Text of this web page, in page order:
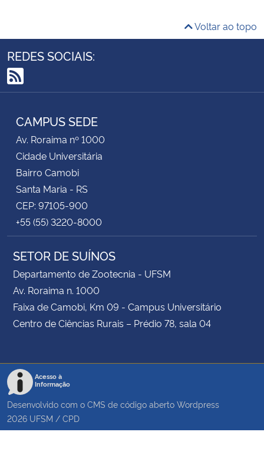
Banco Central do Brasil
Voltar ao topo
REDES SOCIAIS:
RSS
CAMPUS SEDE
Av. Roraima nº 1000
Cidade Universitária
Bairro Camobi
Santa Maria - RS
CEP: 97105-900
+55 (55) 3220-8000
SETOR DE SUÍNOS
Departamento de Zootecnia - UFSM
Av. Roraima n. 1000
Faixa de Camobi, Km 09 - Campus Universitário
Centro de Ciências Rurais – Prédio 78, sala 04
Acesso à
Informação
Desenvolvido com o CMS de código aberto Wordpress
2026 UFSM / CPD